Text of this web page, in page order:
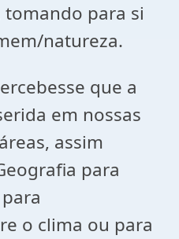
para si
natureza.
que a
em nossas
assim
para
o clima ou para